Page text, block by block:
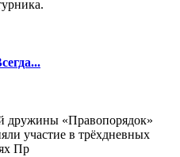
дружины «Правопорядок»
участие в трёхдневных
Пр